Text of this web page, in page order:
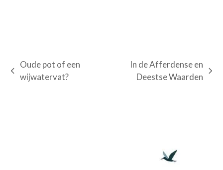
previous
Oude pot of een
wijwatervat?
In de Afferdense en
Deestse Waarden